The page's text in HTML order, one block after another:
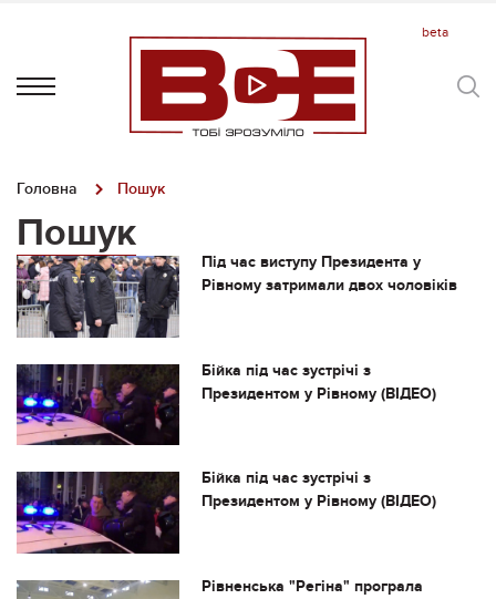
Головна Пошук
Пошук
Під час виступу Президента у
Рівному затримали двох чоловіків
Бійка під час зустрічі з
Президентом у Рівному (ВІДЕО)
Бійка під час зустрічі з
Президентом у Рівному (ВІДЕО)
Рівненська "Регіна" програла